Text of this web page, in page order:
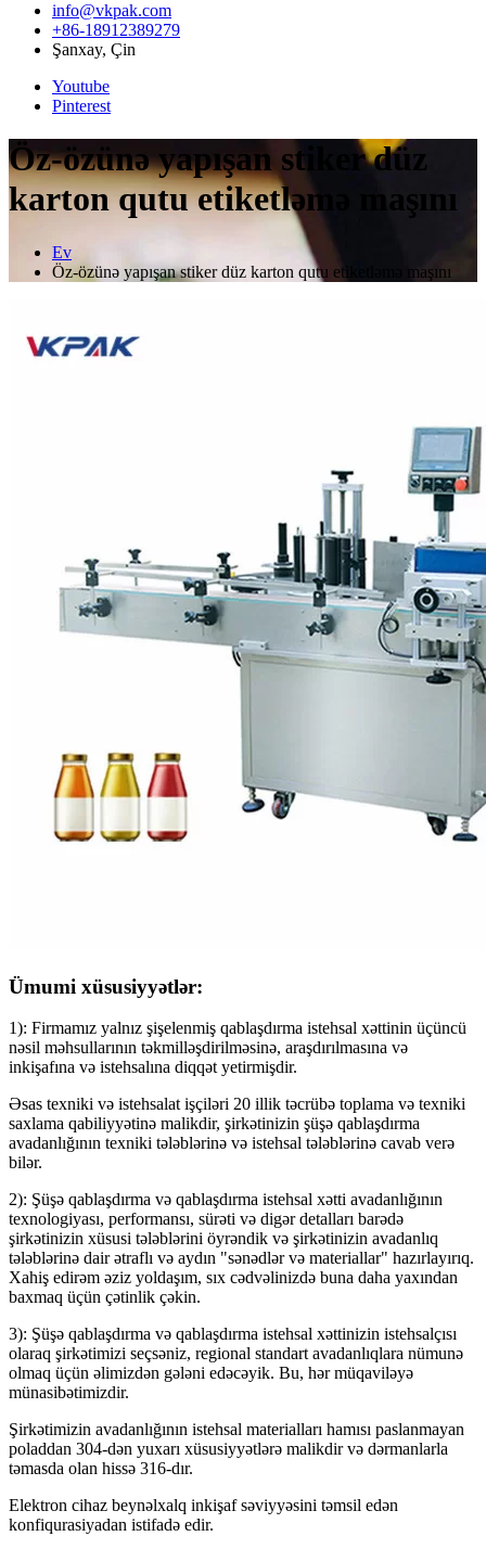
info@vkpak.com
+86-18912389279
Şanxay, Çin
Youtube
Pinterest
Öz-özünə yapışan stiker düz
karton qutu etiketləmə maşını
Ev
Öz-özünə yapışan stiker düz karton qutu etiketləmə maşını
Ümumi xüsusiyyətlər:
1): Firmamız yalnız şişelenmiş qablaşdırma istehsal xəttinin üçüncü
nəsil məhsullarının təkmilləşdirilməsinə, araşdırılmasına və
inkişafına və istehsalına diqqət yetirmişdir.
Əsas texniki və istehsalat işçiləri 20 illik təcrübə toplama və texniki
saxlama qabiliyyətinə malikdir, şirkətinizin şüşə qablaşdırma
avadanlığının texniki tələblərinə və istehsal tələblərinə cavab verə
bilər.
2): Şüşə qablaşdırma və qablaşdırma istehsal xətti avadanlığının
texnologiyası, performansı, sürəti və digər detalları barədə
şirkətinizin xüsusi tələblərini öyrəndik və şirkətinizin avadanlıq
tələblərinə dair ətraflı və aydın "sənədlər və materiallar" hazırlayırıq.
Xahiş edirəm əziz yoldaşım, sıx cədvəlinizdə buna daha yaxından
baxmaq üçün çətinlik çəkin.
3): Şüşə qablaşdırma və qablaşdırma istehsal xəttinizin istehsalçısı
olaraq şirkətimizi seçsəniz, regional standart avadanlıqlara nümunə
olmaq üçün əlimizdən gələni edəcəyik. Bu, hər müqaviləyə
münasibətimizdir.
Şirkətimizin avadanlığının istehsal materialları hamısı paslanmayan
poladdan 304-dən yuxarı xüsusiyyətlərə malikdir və dərmanlarla
təmasda olan hissə 316-dır.
Elektron cihaz beynəlxalq inkişaf səviyyəsini təmsil edən
konfiqurasiyadan istifadə edir.